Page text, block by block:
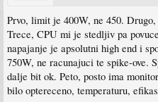
Prvo, limit je 400W, ne 450.
Trece, CPU mi je stedljiv pa
napajanje je apsolutni high end i
750W, ne racunajuci te spike-ove.
dalje bit ok. Peto, posto ima
bilo optereceno, temperaturu,